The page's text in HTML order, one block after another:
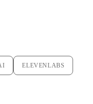
ELEVENLABS